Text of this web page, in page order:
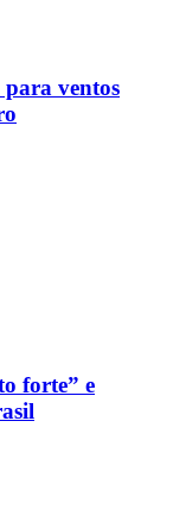
ventos
forte” e